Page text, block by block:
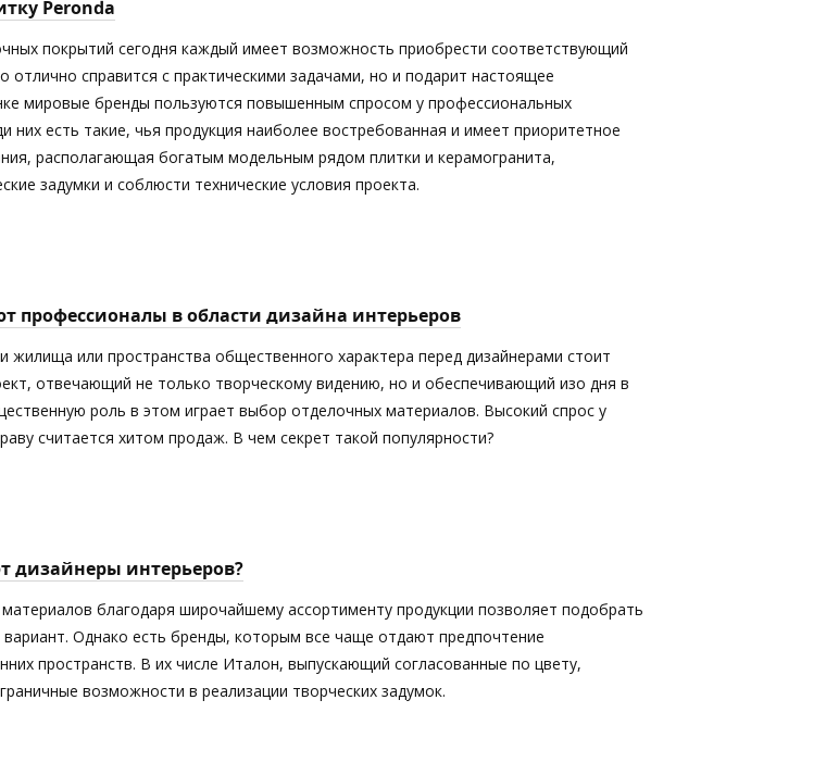
Peronda
покрытий сегодня каждый имеет возможность приобрести соответствующий
справится с практическими задачами, но и подарит настоящее
мировые бренды пользуются повышенным спросом у профессиональных
них есть такие, чья продукция наиболее востребованная и имеет приоритетное
располагающая богатым модельным рядом плитки и керамогранита,
задумки и соблюсти технические условия проекта.
профессионалы в области дизайна интерьеров
жилища или пространства общественного характера перед дизайнерами стоит
отвечающий не только творческому видению, но и обеспечивающий изо дня в
роль в этом играет выбор отделочных материалов. Высокий спрос у
считается хитом продаж. В чем секрет такой популярности?
дизайнеры интерьеров?
благодаря широчайшему ассортименту продукции позволяет подобрать
Однако есть бренды, которым все чаще отдают предпочтение
пространств. В их числе Италон, выпускающий согласованные по цвету,
возможности в реализации творческих задумок.